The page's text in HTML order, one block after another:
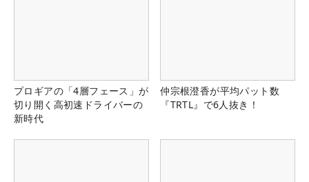
プロギアの「4層フェース」が
切り開く高初速ドライバーの
新時代
仲宗根澄香が平均パット数
『TRTL』で6人抜き！